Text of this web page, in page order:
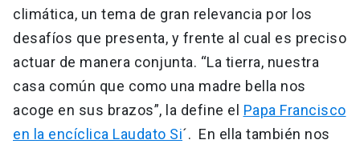
climática, un tema de gran relevancia por los
desafíos que presenta, y frente al cual es preciso
actuar de manera conjunta. “La tierra, nuestra
casa común que como una madre bella nos
acoge en sus brazos”, la define el Papa Francisco
en la encíclica Laudato Si´. En ella también nos